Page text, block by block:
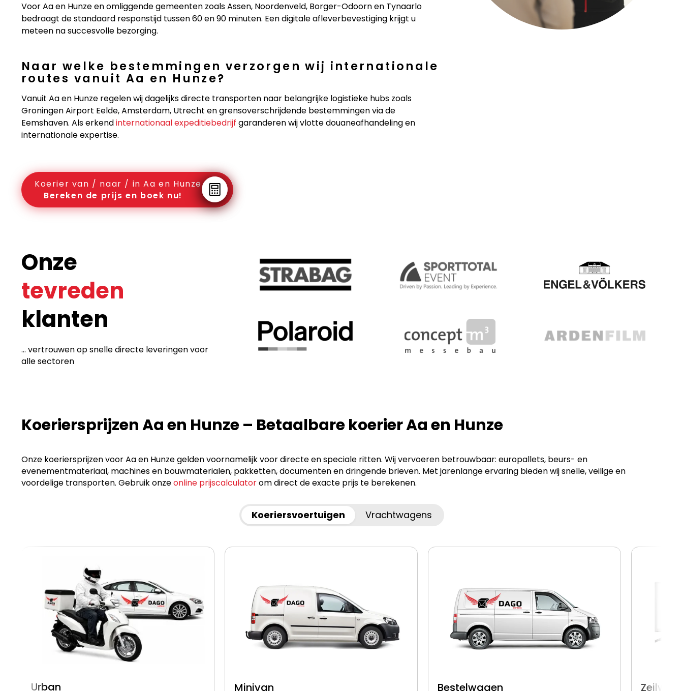
Voor Aa en Hunze en omliggende gemeenten zoals Assen, Noordenveld, Borger-Odoorn en Tynaarlo
bedraagt de standaard responstijd tussen 60 en 90 minuten. Een digitale afleverbevestiging krijgt u
meteen na succesvolle bezorging.
Naar welke bestemmingen verzorgen wij internationale
routes vanuit Aa en Hunze?
Vanuit Aa en Hunze regelen wij dagelijks directe transporten naar belangrijke logistieke hubs zoals
Groningen Airport Eelde, Amsterdam, Utrecht en grensoverschrijdende bestemmingen via de
Eemshaven. Als erkendinternationaal expeditiebedrijf garanderen wij vlotte douaneafhandeling en
internationale expertise.
Koerier van / naar / in Aa en Hunze
Bereken de prijs en boek nu!
Onze
tevreden
klanten
... vertrouwen op snelle directe leveringen voor
alle sectoren
Koeriersprijzen Aa en Hunze – Betaalbare koerier Aa en Hunze
Onze koeriersprijzen voor Aa en Hunze gelden voornamelijk voor directe en speciale ritten. Wij vervoeren betrouwbaar: europallets, beurs- en
evenementmateriaal, machines en bouwmaterialen, pakketten, documenten en dringende brieven. Met jarenlange ervaring bieden wij snelle, veilige en
voordelige transporten. Gebruik onzeonline prijscalculatorom direct de exacte prijs te berekenen.
Koeriersvoertuigen Vrachtwagens
Urban Minivan Bestelwagen